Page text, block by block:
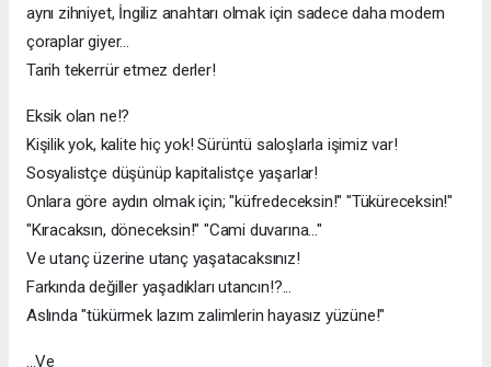
aynı zihniyet, İngiliz anahtarı olmak için sadece daha modern
çoraplar giyer...
Tarih tekerrür etmez derler!
Eksik olan ne!?
Kişilik yok, kalite hiç yok! Sürüntü saloşlarla işimiz var!
Sosyalistçe düşünüp kapitalistçe yaşarlar!
Onlara göre aydın olmak için; "küfredeceksin!" "Tüküreceksin!"
"Kıracaksın, döneceksin!" "Cami duvarına..."
Ve utanç üzerine utanç yaşatacaksınız!
Farkında değiller yaşadıkları utancın!?...
Aslında "tükürmek lazım zalimlerin hayasız yüzüne!"
...Ve